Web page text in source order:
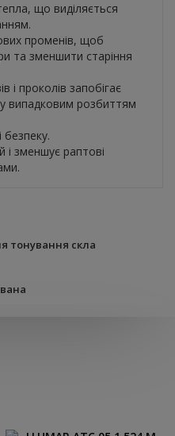
що виділяється
променів, щоб
та зменшити старіння
і проколів запобігає
випадковим розбиттям
безпеку.
і зменшує раптові
тонування скла